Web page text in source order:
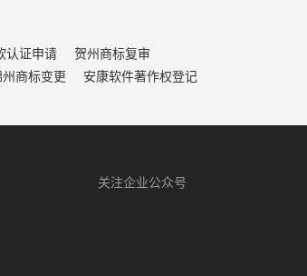
认证申请
贺州商标复审
州商标变更
安康软件著作权登记
关注企业公众号